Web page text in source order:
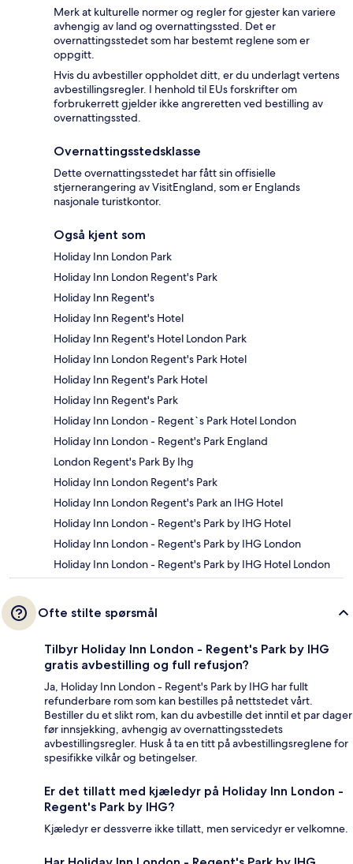
Merk at kulturelle normer og regler for gjester kan variere
avhengig av land og overnattingssted. Det er
overnattingsstedet som har bestemt reglene som er
oppgitt.
Hvis du avbestiller oppholdet ditt, er du underlagt vertens
avbestillingsregler. I henhold til EUs forskrifter om
forbrukerrett gjelder ikke angreretten ved bestilling av
overnattingssted.
Overnattingsstedsklasse
Dette overnattingsstedet har fått sin offisielle
stjernerangering av VisitEngland, som er Englands
nasjonale turistkontor.
Også kjent som
Holiday Inn London Park
Holiday Inn London Regent's Park
Holiday Inn Regent's
Holiday Inn Regent's Hotel
Holiday Inn Regent's Hotel London Park
Holiday Inn London Regent's Park Hotel
Holiday Inn Regent's Park Hotel
Holiday Inn Regent's Park
Holiday Inn London - Regent`s Park Hotel London
Holiday Inn London - Regent's Park England
London Regent's Park By Ihg
Holiday Inn London Regent's Park
Holiday Inn London Regent's Park an IHG Hotel
Holiday Inn London - Regent's Park by IHG Hotel
Holiday Inn London - Regent's Park by IHG London
Holiday Inn London - Regent's Park by IHG Hotel London
Ofte stilte spørsmål
Tilbyr Holiday Inn London - Regent's Park by IHG
gratis avbestilling og full refusjon?
Ja, Holiday Inn London - Regent's Park by IHG har fullt
refunderbare rom som kan bestilles på nettstedet vårt.
Bestiller du et slikt rom, kan du avbestille det inntil et par dager
før innsjekking, avhengig av overnattingsstedets
avbestillingsregler. Husk å ta en titt på avbestillingsreglene for
spesifikke vilkår og betingelser.
Er det tillatt med kjæledyr på Holiday Inn London -
Regent's Park by IHG?
Kjæledyr er dessverre ikke tillatt, men servicedyr er velkomne.